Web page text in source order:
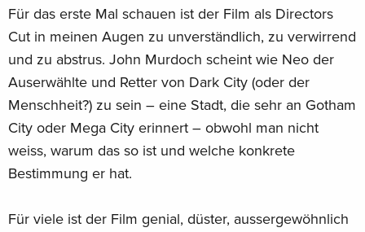
Für das erste Mal schauen ist der Film als Directors
Cut in meinen Augen zu unverständlich, zu verwirrend
und zu abstrus. John Murdoch scheint wie Neo der
Auserwählte und Retter von Dark City (oder der
Menschheit?) zu sein – eine Stadt, die sehr an Gotham
City oder Mega City erinnert – obwohl man nicht
weiss, warum das so ist und welche konkrete
Bestimmung er hat.
Für viele ist der Film genial, düster, aussergewöhnlich